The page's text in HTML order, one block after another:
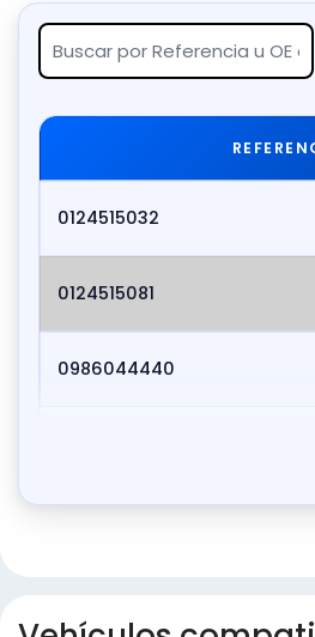
0124515032
0124515081
0986044440